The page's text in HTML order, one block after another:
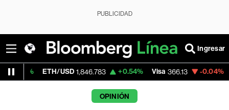
PUBLICIDAD
Ingresar
USD 1,846.783 +0.54% Visa 366.13 -0.04%
OPINIÓN